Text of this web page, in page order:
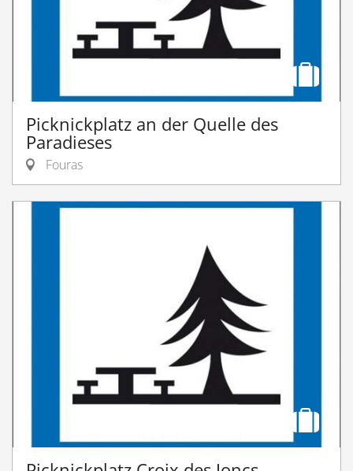
Picknickplatz an der Quelle des
Paradieses
Fouras